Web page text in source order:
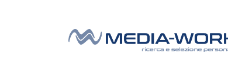
Navigazione principale